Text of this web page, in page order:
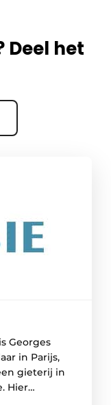
het
Georges
in Parijs,
gieterij in
Hier